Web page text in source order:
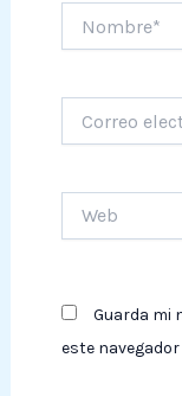
electrónico*
Guarda mi
este